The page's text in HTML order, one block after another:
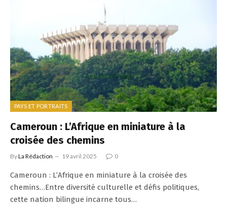
PAYS ET PORTRAITS
Cameroun : L’Afrique en miniature à la
croisée des chemins
ByLa Rédaction 19 avril 2025 0
Cameroun : L’Afrique en miniature à la croisée des
chemins…Entre diversité culturelle et défis politiques,
cette nation bilingue incarne tous…